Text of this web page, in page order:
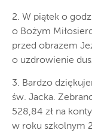
2. W piątek o
o Bożym
przed obrazem
o uzdrowienie
3. Bardzo
św. Jacka.
528,84 zł na
w roku szkolnym